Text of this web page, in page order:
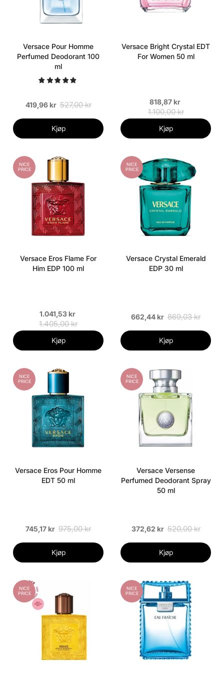
Versace Pour Homme
Perfumed Deodorant 100
ml
419,96 kr 527,00 kr
Kjøp
Versace Bright Crystal EDT
For Women 50 ml
818,87 kr
1.100,00 kr
Kjøp
NICE
PRICE
Versace Eros Flame For
Him EDP 100 ml
1.041,53 kr
1.405,00 kr
Kjøp
NICE
PRICE
Versace Crystal Emerald
EDP 30 ml
662,44 kr 869,03 kr
Kjøp
NICE
PRICE
Versace Eros Pour Homme
EDT 50 ml
745,17 kr 975,00 kr
Kjøp
NICE
PRICE
Versace Versense
Perfumed Deodorant Spray
50 ml
372,62 kr 520,00 kr
Kjøp
NICE
PRICE
NICE
PRICE